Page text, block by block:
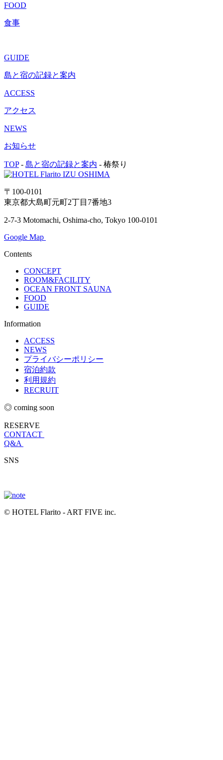
FOOD
食事
GUIDE
島と宿の記録と案内
ACCESS
アクセス
NEWS
お知らせ
TOP - 島と宿の記録と案内 - 椿祭り
〒100-0101
東京都大島町元町2丁目7番地3
2-7-3 Motomachi, Oshima-cho, Tokyo 100-0101
Google Map
Contents
CONCEPT
ROOM&FACILITY
OCEAN FRONT SAUNA
FOOD
GUIDE
Information
ACCESS
NEWS
プライバシーポリシー
宿泊約款
利用規約
RECRUIT
◎ coming soon
RESERVE
CONTACT
Q&A
SNS
© HOTEL Flarito - ART FIVE inc.